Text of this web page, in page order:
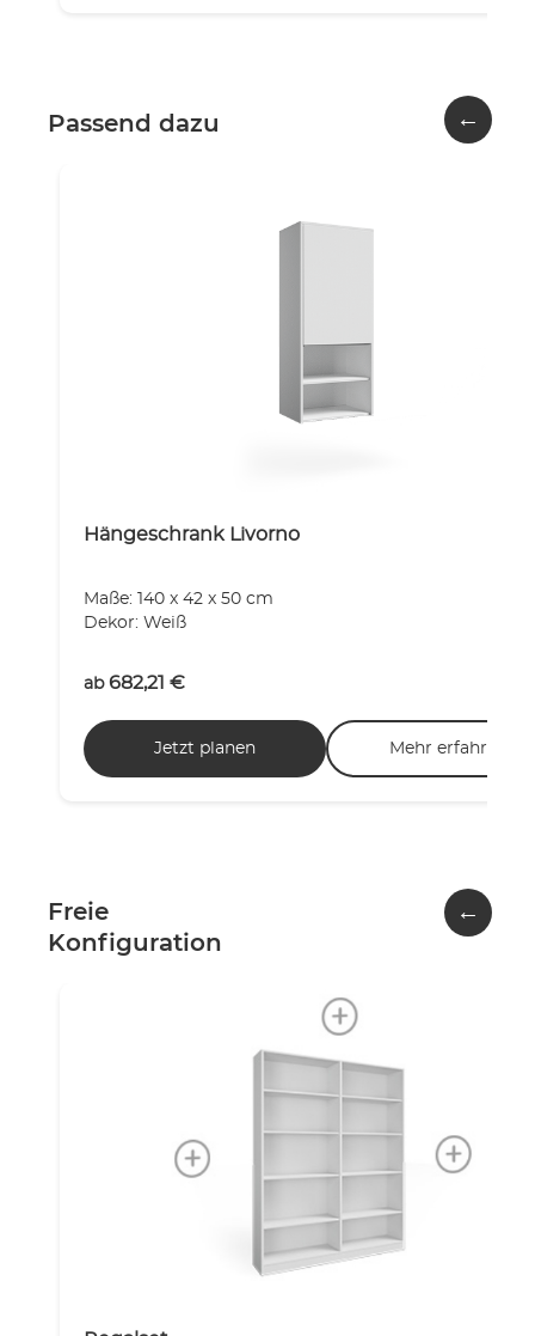
Passend dazu
Hängeschrank Livorno
Maße: 140 x 42 x 50 cm
Dekor: Weiß
ab 682,21 €
Jetzt planen Mehr erfahren
←
Freie
Konfiguration
←